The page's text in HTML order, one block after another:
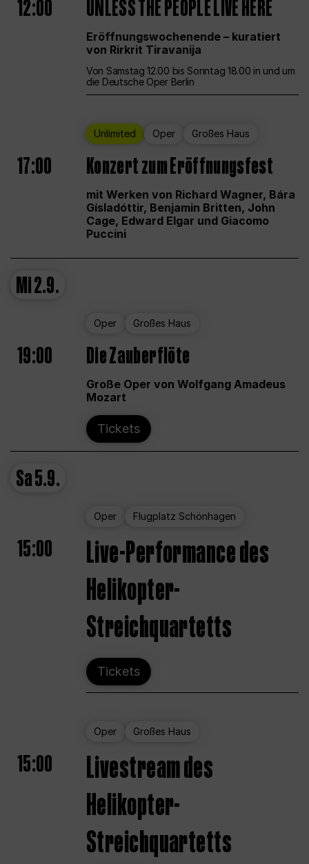
12:00 UNLESS THE PEOPLE LIVE HERE
Eröffnungswochenende – kuratiert
von Rirkrit Tiravanija
Von Samstag 12.00 bis Sonntag 18.00 in und um
die Deutsche Oper Berlin
Unlimited Oper Großes Haus
17:00 Konzert zum Eröffnungsfest
mit Werken von Richard Wagner, Bára
Gísladóttir, Benjamin Britten, John
Cage, Edward Elgar und Giacomo
Puccini
Mi2.9.
Oper Großes Haus
19:00 Die Zauberflöte
Große Oper von Wolfgang Amadeus
Mozart
Tickets
Sa5.9.
Oper Flugplatz Schönhagen
15:00
Live-Performance des
Helikopter-
Streichquartetts
Tickets
Oper Großes Haus
15:00
Livestream des
Helikopter-
Streichquartetts